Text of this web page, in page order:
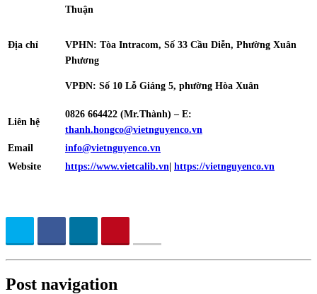
Địa chỉ
Thuận
VPHN: Tòa Intracom, Số 33 Cầu Diễn, Phường Xuân
Phương
VPĐN: Số 10 Lỗ Giáng 5, phường Hòa Xuân
Liên hệ
0826 664422 (Mr.Thành) – E:
thanh.hongco@vietnguyenco.vn
Email
info@vietnguyenco.vn
Website
https://www.vietcalib.vn https://vietnguyenco.vn
Post navigation